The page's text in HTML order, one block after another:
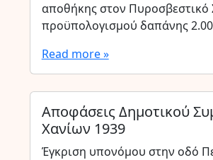
αποθήκης στον Πυροσβεστικό
προϋπολογισμού δαπάνης
Read more »
Αποφάσεις Δημοτικού
Χανίων 1939
Έγκριση υπονόμου στην οδό